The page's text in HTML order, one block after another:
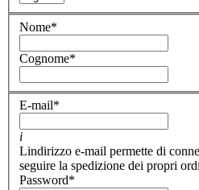
Nome*
Cognome*
E-mail*
i
Lindirizzo e-mail permette di
seguire la spedizione dei propri
Password*